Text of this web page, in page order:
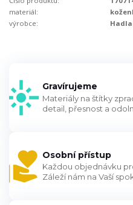
materiál:
výrobce:
Gravírujeme
Materiály na štítky
detail, přesnost a
Osobní přístup
Každou objednávku
Záleží nám na Vaší